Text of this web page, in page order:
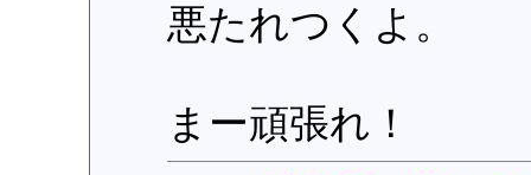
悪たれつくよ。
まー頑張れ！